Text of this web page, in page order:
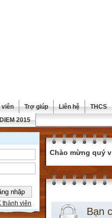
viên Trợ giúp Liên hệ
THCS
DIEM 2015
thành viên
Chào mừng quý
Bạn